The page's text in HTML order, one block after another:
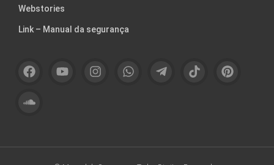
Webstories
Link – Manual da segurança